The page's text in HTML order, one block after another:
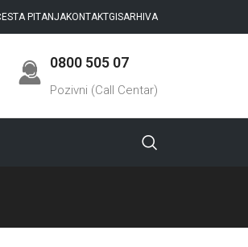
PITANJAKONTAKTGISARHIVA
0800 505 07
Pozivni (Call Centar)